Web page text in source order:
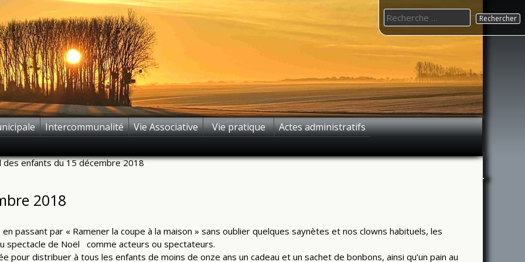
Intercommunalité Vie Associative Vie pratique
Actes administratifs
Search
for:
des enfants du 15 décembre 2018
2018
passant par « Ramener la coupe à la maison » sans oublier quelques saynètes et nos clowns habituels, les
spectacle de Noël comme acteurs ou spectateurs.
pour distribuer à tous les enfants de moins de onze ans un cadeau et un sachet de bonbons, ainsi qu’un pain au